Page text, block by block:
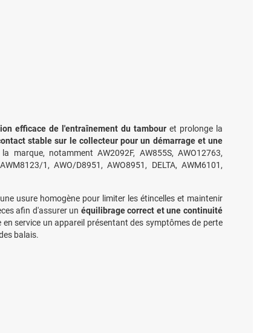
efficace de l'entraînement du tambour et prolonge la
stable sur le collecteur pour un démarrage et une
notamment AW2092F, AW855S, AWO12763,
1, AWO/D8951, AWO8951, DELTA, AWM6101,
usure homogène pour limiter les étincelles et maintenir
afin d'assurer un équilibrage correct et une continuité
service un appareil présentant des symptômes de perte
balais.